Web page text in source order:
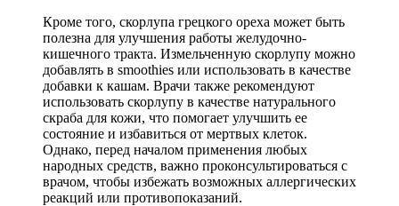
Кроме того, скорлупа грецкого ореха может быть
полезна для улучшения работы желудочно-
кишечного тракта. Измельченную скорлупу можно
добавлять в smoothies или использовать в качестве
добавки к кашам. Врачи также рекомендуют
использовать скорлупу в качестве натурального
скраба для кожи, что помогает улучшить ее
состояние и избавиться от мертвых клеток.
Однако, перед началом применения любых
народных средств, важно проконсультироваться с
врачом, чтобы избежать возможных аллергических
реакций или противопоказаний.